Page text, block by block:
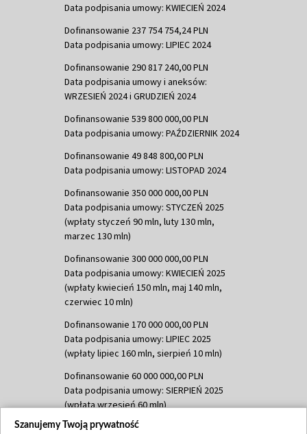
Data podpisania umowy: KWIECIEŃ 2024
Dofinansowanie 237 754 754,24 PLN
Data podpisania umowy: LIPIEC 2024
Dofinansowanie 290 817 240,00 PLN
Data podpisania umowy i aneksów:
WRZESIEŃ 2024 i GRUDZIEŃ 2024
Dofinansowanie 539 800 000,00 PLN
Data podpisania umowy: PAŹDZIERNIK 2024
Dofinansowanie 49 848 800,00 PLN
Data podpisania umowy: LISTOPAD 2024
Dofinansowanie 350 000 000,00 PLN
Data podpisania umowy: STYCZEŃ 2025
(wpłaty styczeń 90 mln, luty 130 mln,
marzec 130 mln)
Dofinansowanie 300 000 000,00 PLN
Data podpisania umowy: KWIECIEŃ 2025
(wpłaty kwiecień 150 mln, maj 140 mln,
czerwiec 10 mln)
Dofinansowanie 170 000 000,00 PLN
Data podpisania umowy: LIPIEC 2025
(wpłaty lipiec 160 mln, sierpień 10 mln)
Dofinansowanie 60 000 000,00 PLN
Data podpisania umowy: SIERPIEŃ 2025
(wpłata wrzesień 60 mln)
Dofinansowanie 635 783 051,21 PLN
Szanujemy Twoją prywatność